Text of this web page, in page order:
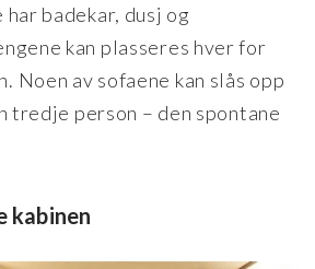
badekar, dusj og
kan plasseres hver for
Noen av sofaene kan slås opp
tredje person – den spontane
kabinen